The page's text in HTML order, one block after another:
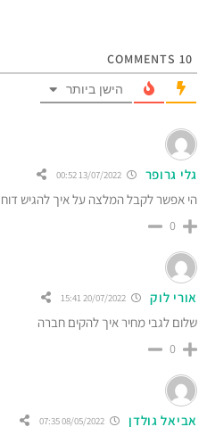
10
הישן ביותר
גלי גרופר 13/07/2022 00:52
הי אפשר לקבל המלצה על איך להגיש
0
אורי לוק
שלום לגבי מחיר איך להקים חברה
0
אביאל גולדן